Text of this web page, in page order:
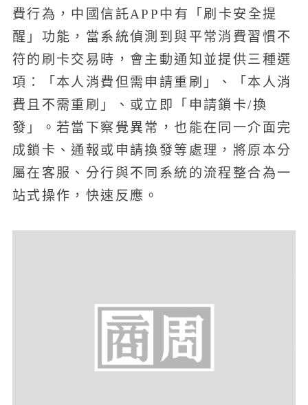
費行為，中國信託APP中有「刷卡安全提
醒」功能，當系統偵測到與平常消費習慣不
符的刷卡交易時，會主動通知並提供三種選
項：「本人消費但需申請重刷」、「本人消
費且不需重刷」、或立即「申請鎖卡/換
發」。若當下察覺異常，也能在同一介面完
成鎖卡、通報或申請換發等處理，將原本分
屬在客服、分行與不同系統的流程整合為一
站式操作，快速反應。